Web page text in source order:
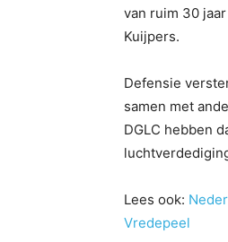
van ruim 30
Kuijpers.
Defensie
samen met
DGLC hebben
Lees ook:
Vredepeel